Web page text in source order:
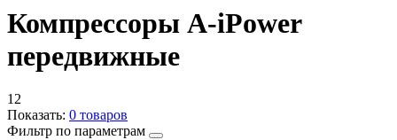
Компрессоры A-iPower
передвижные
12
Показать: 0 товаров
Фильтр по параметрам